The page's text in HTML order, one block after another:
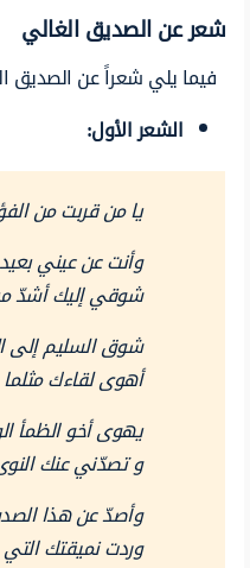
شعر عن الصديق الغالي
فيما يلي شعراً عن الصديق
الشعر الأول:
يا من قربت من
وأنت عن عيني بعيد
شوقي إليك أشدّ
شوق السليم إلى
أهوى لقاءك مثلما
يهوى أخو الظمأ
و تصدّني عنك
وأصدّ عن هذا
وردت نميقتك التي